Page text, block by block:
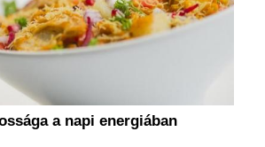
a napi energiában